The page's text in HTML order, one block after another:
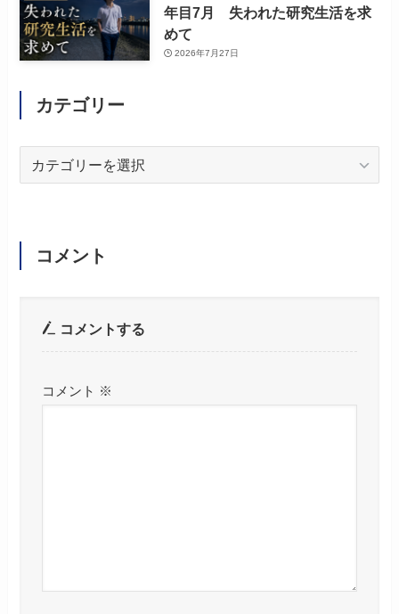
年目7月 失われた研究生活を求
めて
2026年7月27日
カテゴリー
ー
コメント
コメントする
コメント ※